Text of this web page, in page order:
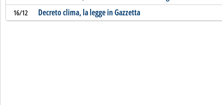
16/12 Decreto clima, la legge in Gazzetta